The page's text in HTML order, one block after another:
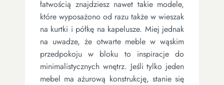
łatwością znajdziesz nawet takie modele,
które wyposażono od razu także w wieszak
na kurtki i półkę na kapelusze. Miej jednak
na uwadze, że otwarte meble w wąskim
przedpokoju w bloku to inspiracje do
minimalistycznych wnętrz. Jeśli tylko jeden
mebel ma ażurową konstrukcję, stanie się